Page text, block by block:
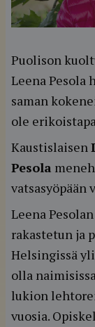
Puolison
Leena Pesola
saman
ole
Kaustislaisen
Pesola
vatsasyöpään
Leena
rakastetun ja
Helsingissä
olla
lukion
vuosia.